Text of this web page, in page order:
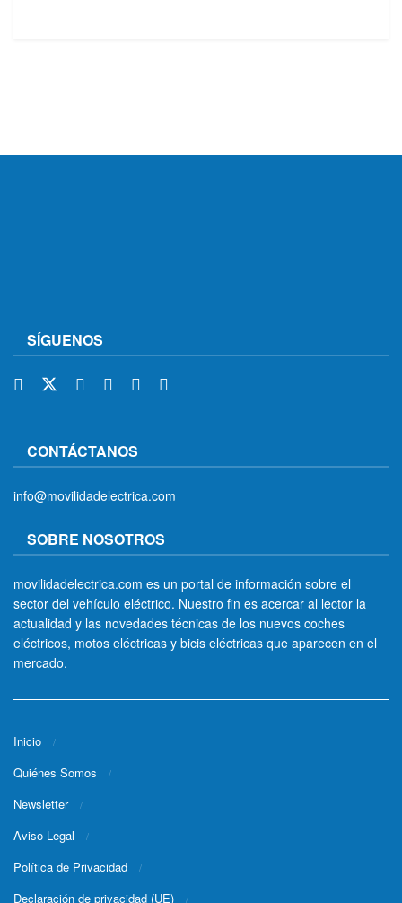
SÍGUENOS
CONTÁCTANOS
info@movilidadelectrica.com
SOBRE NOSOTROS
movilidadelectrica.com es un portal de información sobre el
sector del vehículo eléctrico. Nuestro fin es acercar al lector la
actualidad y las novedades técnicas de los nuevos coches
eléctricos, motos eléctricas y bicis eléctricas que aparecen en el
mercado.
Inicio
Quiénes Somos
Newsletter
Aviso Legal
Política de Privacidad
Declaración de privacidad (UE)